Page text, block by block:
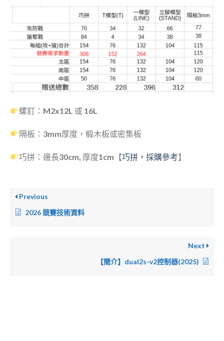
螺釘：M2x12L 或 16L
隔板：3mm厚度，椴木板或密集板
巧拼：邊長30cm, 厚度1cm【巧拼，採購參考】
Previous
2026 競賽技術資料
Next
【簡介】dual2s-v2控制器(2025)